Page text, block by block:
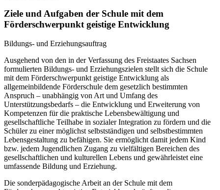
Ziele und Aufgaben der Schule mit dem
Förderschwerpunkt geistige Entwicklung
Bildungs- und Erziehungsauftrag
Ausgehend von den in der Verfassung des Freistaates Sachsen
formulierten Bildungs- und Erziehungszielen stellt sich die Schule
mit dem Förderschwerpunkt geistige Entwicklung als
allgemeinbildende Förderschule dem gesetzlich bestimmten
Anspruch – unabhängig von Art und Umfang des
Unterstützungsbedarfs – die Entwicklung und Erweiterung von
Kompetenzen für die praktische Lebensbewältigung und
gesellschaftliche Teilhabe in sozialer Integration zu fördern und die
Schüler zu einer möglichst selbstständigen und selbstbestimmten
Lebensgestaltung zu befähigen. Sie ermöglicht damit jedem Kind
bzw. jedem Jugendlichen Zugang zu vielfältigen Bereichen des
gesellschaftlichen und kulturellen Lebens und gewährleistet eine
umfassende Bildung und Erziehung.
Die sonderpädagogische Arbeit an der Schule mit dem